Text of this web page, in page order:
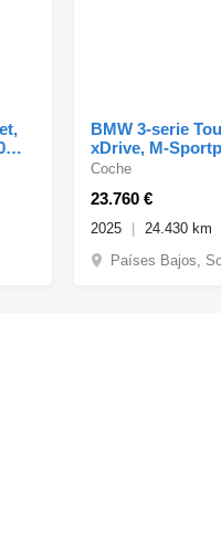
BMW 3-serie
xDrive, M-
up, 360 camera
23.760 €
Coche
2025
24.430 km
Países Bajos,